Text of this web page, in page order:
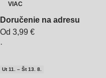
VIAC
Doručenie na adresu
Od 3,99 €
·
Ut 11. – Št 13. 8.